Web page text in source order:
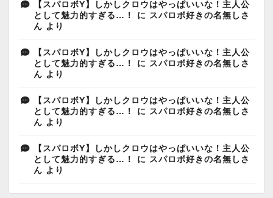
【スパロボY】しかしクロウはやっぱいいな！主人公
として魅力的すぎる…！
に スパロボ好きの名無しさ
ん より
【スパロボY】しかしクロウはやっぱいいな！主人公
として魅力的すぎる…！
に スパロボ好きの名無しさ
ん より
【スパロボY】しかしクロウはやっぱいいな！主人公
として魅力的すぎる…！
に スパロボ好きの名無しさ
ん より
【スパロボY】しかしクロウはやっぱいいな！主人公
として魅力的すぎる…！
に スパロボ好きの名無しさ
ん より